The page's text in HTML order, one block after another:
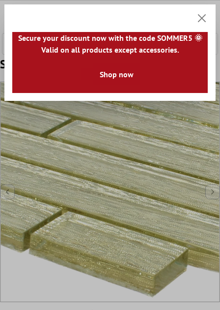
Sample Glasmozaïek Fresh Goud
Secure your discount now with the code SOMMER5 🌞
Valid on all products except accessories.
Shop now